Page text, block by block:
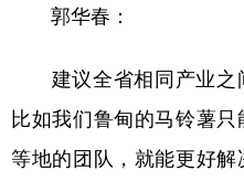
郭华春：
建议全省相同产业之
比如我们鲁甸的马铃薯
等地的团队，就能更好